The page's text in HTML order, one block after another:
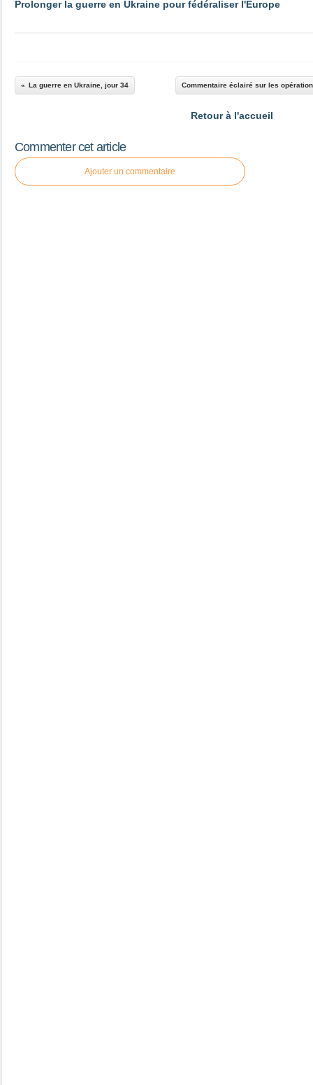
Prolonger la guerre en Ukraine pour fédéraliser l'Europe
La guerre en Ukraine, jour 34 Commentaire éclairé sur les
Retour à l'accueil
Commenter cet article
Ajouter un commentaire